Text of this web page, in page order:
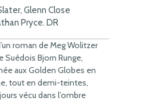
Glenn Close
Pryce. DR
roman de Meg Wolitzer
Suédois Bjorn Runge,
aux Golden Globes en
tout en demi-teintes,
vécu dans l’ombre